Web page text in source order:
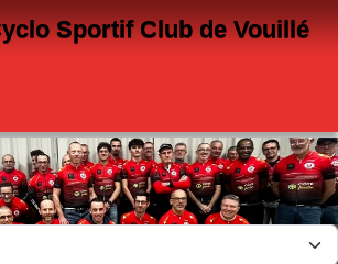
Sportif Club de Vouillé
cookies